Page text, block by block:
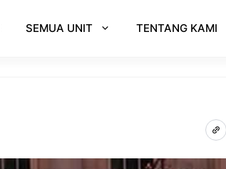
SEMUA UNIT TENTANG KAMI